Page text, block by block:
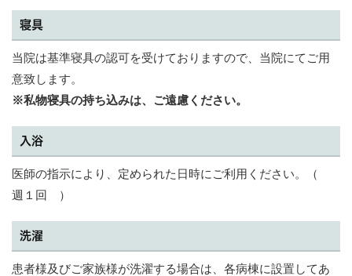
寝具
当院は基準寝具の認可を受けておりますので、当院にてご用
意致します。
※私物寝具の持ち込みは、ご遠慮ください。
入浴
医師の指示により、定められた日時にご利用ください。（
週１回 ）
洗濯
患者様及びご家族様が洗濯する場合は、各病棟に設置してあ